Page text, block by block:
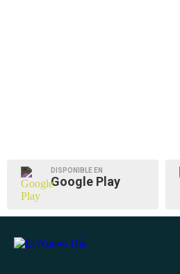
DISPONIBLE EN
Google Play